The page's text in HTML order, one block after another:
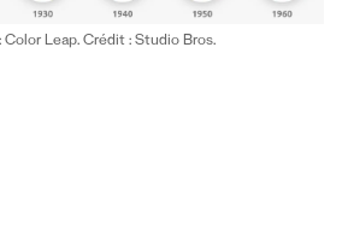
Color Leap. Crédit : Studio Bros.